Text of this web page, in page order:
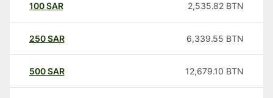
100SAR 2,535.82 BTN
250SAR 6,339.55 BTN
500SAR 12,679.10 BTN